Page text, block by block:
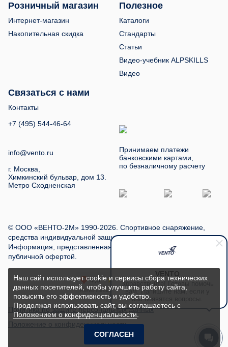
VENTO
Здравствуйте! Готовы помочь
вам. Напишите нам, если у
вас появятся вопросы.
Розничный магазин
Интернет-магазин
Накопительная скидка
Полезное
Каталоги
Стандарты
Статьи
Видео-учебник ALPSKILLS
Видео
Связаться с нами
Контакты
+7 (495) 544-46-64
info@vento.ru
г. Москва,
Химкинский бульвар, дом 13.
Метро Сходненская
Принимаем платежи
банковскими картами,
по безналичному расчету
© ООО «ВЕНТО-2М» 1990-2026. Спортивное снаряжение,
средства индивидуальной защиты, туристское снаряжение.
Информация, представленная на сайте, не является
публичной офертой.
Политика по защите персональных данных
Положение о конфиденциальности
Наш сайт использует cookie и сервисы сбора технических
данных посетителей, чтобы улучшить работу сайта,
повысить его эффективность и удобство.
Продолжая использовать сайт, вы соглашаетесь с
Положением о конфиденциальности.
СОГЛАСЕН